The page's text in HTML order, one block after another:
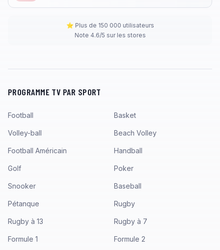
⭐ Plus de 150 000 utilisateurs
Note 4.6/5 sur les stores
PROGRAMME TV PAR SPORT
Football Basket
Volley-ball Beach Volley
Football Américain Handball
Golf Poker
Snooker Baseball
Pétanque Rugby
Rugby à 13 Rugby à 7
Formule 1 Formule 2